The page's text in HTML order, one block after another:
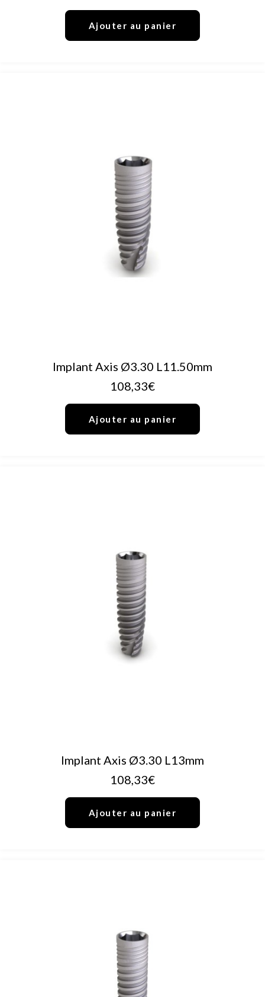
Ajouter au panier
AJOUTER AU PANIER
Implant Axis Ø3.30 L11.50mm
108,33€
Ajouter au panier
AJOUTER AU PANIER
Implant Axis Ø3.30 L13mm
108,33€
Ajouter au panier